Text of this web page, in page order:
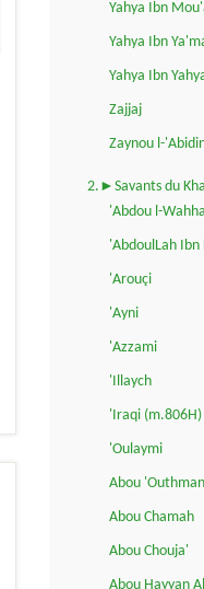
Yahya Ibn
Yahya Ibn
Yahya Ibn
Zajjaj
Zaynou l-
2.►Savants du
'Abdou l-
'AbdoulLah Ibn
'Arouçi
'Ayni
'Azzami
'Illaych
'Iraqi (m.806H)
'Oulaymi
Abou
Abou Chamah
Abou Chouja'
Abou Hayyan